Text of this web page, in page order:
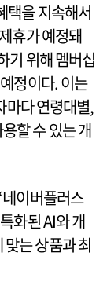
택을 지속해서
휴가 예정돼
기 위해 멤버십
정이다. 이는
마다 연령대별,
할 수 있는 개
네이버플러스
화된 AI와 개
는 상품과 최